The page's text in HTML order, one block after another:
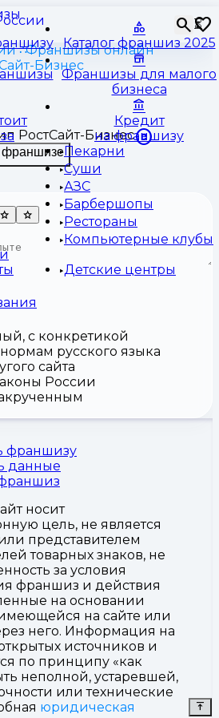
⏳
Каталог франшиз 2025
Франшизы для малого
бизнеса
Кредит
на франшизу
Пекарни
Суши
АЗС
Барбершопы
Рестораны
Компьютерные клубы
Детские центры
Франшизы онлайн
Бизнес
франшизе
с конкретикой
нормам русского языка
сайта
России
франшизу
данные
носит
цель, не является
представителем
товарных знаков, не
за условия
франшиз и действия
на основании
на сайте или
него. Информация на
источников и
по принципу «как
неполной, устаревшей,
или технические
юридическая